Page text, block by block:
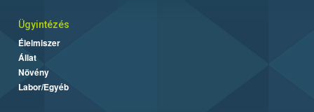
Ügyintézés
Élelmiszer
Állat
Növény
Labor/Egyéb